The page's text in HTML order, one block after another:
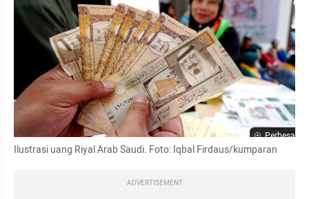
Perbesar
Ilustrasi uang Riyal Arab Saudi. Foto: Iqbal Firdaus/kumparan
ADVERTISEMENT